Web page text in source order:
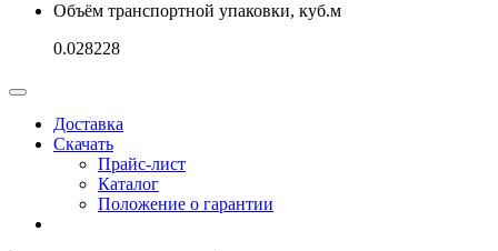
Объём транспортной упаковки, куб.м
0.028228
Доставка
Скачать
Прайс-лист
Каталог
Положение о гарантии